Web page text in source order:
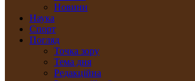
Новини
Наука
Спорт
Погляд
Точка зору
Тема дня
Редакційна